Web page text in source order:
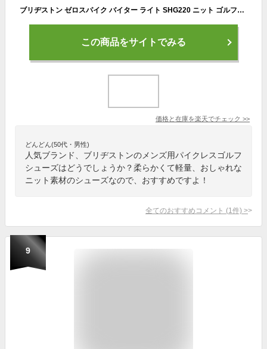
ブリヂストン ゼロスパイク バイター ライト SHG220 ニット ゴルフシューズ ブラック(BK) スパイクレス【あす楽対応】
この商品をサイトでみる
価格と在庫を楽天でチェック >>
どんどん(50代・男性)
人気ブランド、ブリヂストンのメンズ用パイクレスゴルフ
シューズはどうでしょうか？柔らかくて軽量、おしゃれな
ニット素材のシューズなので、おすすめですよ！
全てのおすすめコメント (1 件) >
9